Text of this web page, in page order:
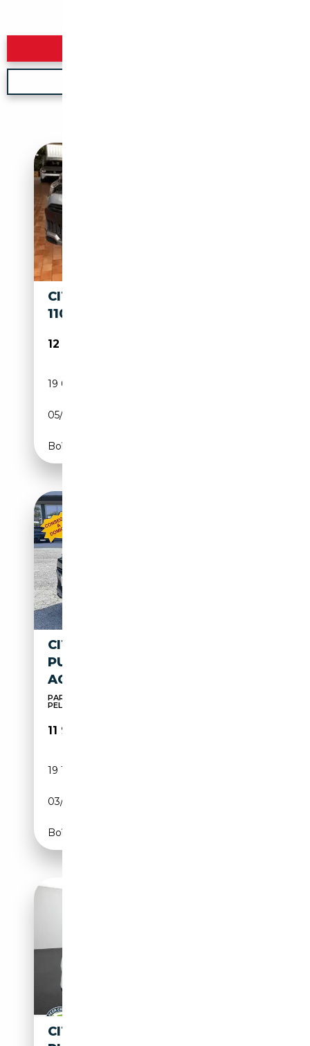
CITROEN C3 AIRCROSS 1.2
110CV PLUS + NAVI
12 950€
19 019 km
05/2024
Boîte manuelle
CITROEN C3 AIRCROSS
PURETECH 110 SHINE SUPER-
ACCESSORIATA
PARI AL NUOVO - VARI COLORI -
PELLE+NAVI+RETROCAM.
11 900€
19 160 km
03/2023
Boîte manuelle
CITROEN C3 AIRCROSS